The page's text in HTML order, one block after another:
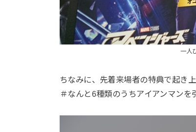
一人
ちなみに、先着来場者の特典で起き
＃なんと6種類のうちアイアンマンを